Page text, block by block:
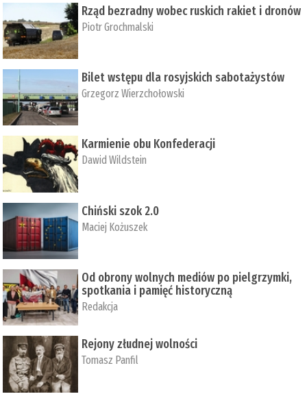
Rząd bezradny wobec ruskich rakiet i dronów
Piotr Grochmalski
Bilet wstępu dla rosyjskich sabotażystów
Grzegorz Wierzchołowski
Karmienie obu Konfederacji
Dawid Wildstein
Chiński szok 2.0
Maciej Kożuszek
Od obrony wolnych mediów po pielgrzymki,
spotkania i pamięć historyczną
Redakcja
Rejony złudnej wolności
Tomasz Panfil